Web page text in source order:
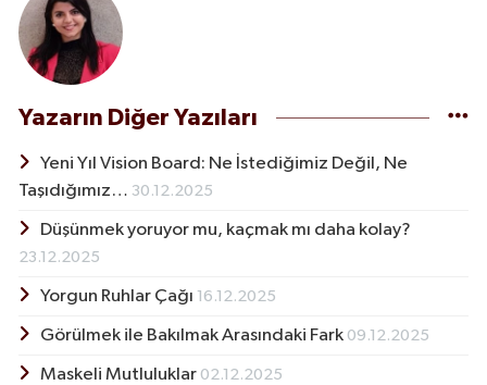
Yazarın Diğer Yazıları
Yeni Yıl Vision Board: Ne İstediğimiz Değil, Ne
Taşıdığımız… 30.12.2025
Düşünmek yoruyor mu, kaçmak mı daha kolay?
23.12.2025
Yorgun Ruhlar Çağı 16.12.2025
Görülmek ile Bakılmak Arasındaki Fark 09.12.2025
Maskeli Mutluluklar 02.12.2025